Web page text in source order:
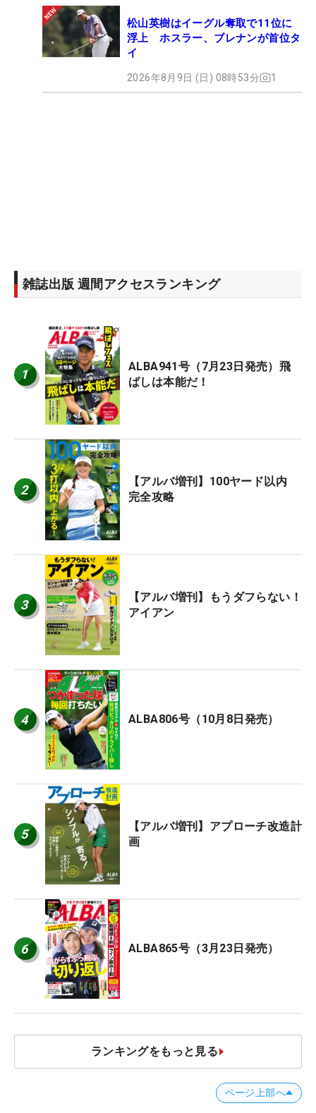
松山英樹はイーグル奪取で11位に
浮上 ホスラー、ブレナンが首位タ
イ
2026年8月9日 (日) 08時53分 1
雑誌出版 週間アクセスランキング
1
ALBA941号（7月23日発売）飛
ばしは本能だ！
2
【アルバ増刊】100ヤード以内
完全攻略
3
【アルバ増刊】もうダフらない！
アイアン
4 ALBA806号（10月8日発売）
5
【アルバ増刊】アプローチ改造計
画
6 ALBA865号（3月23日発売）
ランキングをもっと見る
ページ上部へ